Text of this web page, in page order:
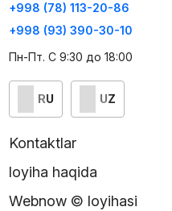
+998 (78) 113-20-86
+998 (93) 390-30-10
Пн-Пт. С 9:30 до 18:00
RU UZ
Kontaktlar
loyiha haqida
Webnow © loyihasi